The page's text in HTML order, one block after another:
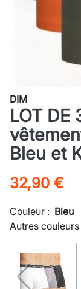
DIM
LOT DE
Bleu et
32,90 €
Couleur : Bleu
Autres